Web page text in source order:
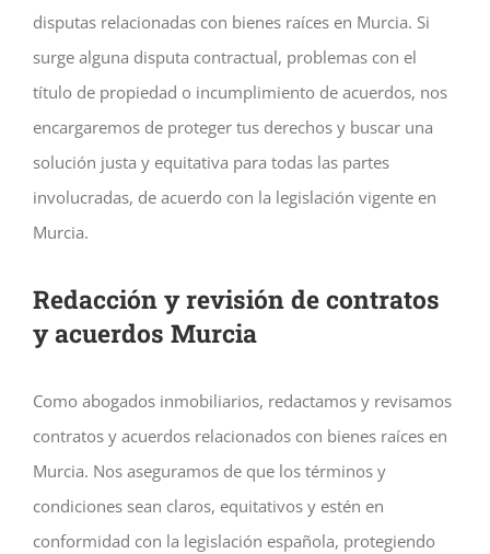
disputas relacionadas con bienes raíces en Murcia. Si
surge alguna disputa contractual, problemas con el
título de propiedad o incumplimiento de acuerdos, nos
encargaremos de proteger tus derechos y buscar una
solución justa y equitativa para todas las partes
involucradas, de acuerdo con la legislación vigente en
Murcia.
Redacción y revisión de contratos
y acuerdos Murcia
Como abogados inmobiliarios, redactamos y revisamos
contratos y acuerdos relacionados con bienes raíces en
Murcia. Nos aseguramos de que los términos y
condiciones sean claros, equitativos y estén en
conformidad con la legislación española, protegiendo